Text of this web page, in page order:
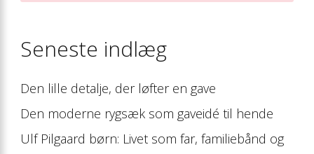
Seneste indlæg
Den lille detalje, der løfter en gave
Den moderne rygsæk som gaveidé til hende
Ulf Pilgaard børn: Livet som far, familiebånd og